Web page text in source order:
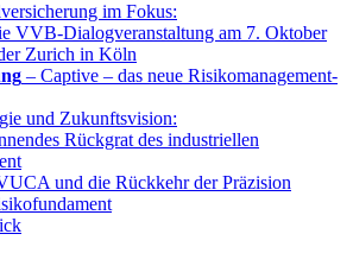
im Fokus:
VVB-Dialogveranstaltung am 7. Oktober
Zurich in Köln
– Captive – das neue Risikomanagement-
und Zukunftsvision:
Rückgrat des industriellen
und die Rückkehr der Präzision